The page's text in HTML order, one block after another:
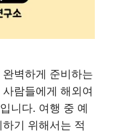
벽하게 준비하는
람들에게 해외여
니다. 여행 중 예
기 위해서는 적